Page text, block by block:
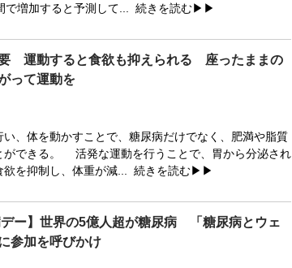
で増加すると予測して... 続きを読む▶▶
運動すると食欲も抑えられる 座ったままの
って運動を
、体を動かすことで、糖尿病だけでなく、肥満や脂質
ができる。 活発な運動を行うことで、胃から分泌され
を抑制し、体重が減... 続きを読む▶▶
デー】世界の5億人超が糖尿病 「糖尿病とウェ
参加を呼びかけ